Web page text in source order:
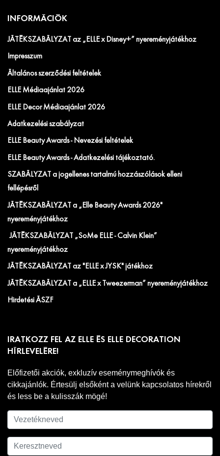
INFORMÁCIÓK
JÁTÉKSZABÁLYZAT az „ELLE x Disney+” nyereményjátékhoz
Impresszum
Általános szerződési feltételek
ELLE Médiaajánlat 2026
ELLE Decor Médiaajánlat 2026
Adatkezelési szabályzat
ELLE Beauty Awards - Nevezési feltételek
ELLE Beauty Awards - Adatkezelési tájékoztató.
SZABÁLYZAT a jogellenes tartalmú hozzászólások elleni
fellépésről
JÁTÉKSZABÁLYZAT a „Elle Beauty Awards 2026"
nyereményjátékhoz
JÁTÉKSZABÁLYZAT „SoMe ELLE - Calvin Klein”
nyereményjátékhoz
JÁTÉKSZABÁLYZAT az "ELLE x JYSK" játékhoz
JÁTÉKSZABÁLYZAT a „ELLE x Tweezerman” nyereményjátékhoz
Hirdetési ÁSZF
IRATKOZZ FEL AZ ELLE ÉS ELLE DECORATION
HÍRLEVELÉRE!
Előfizetői akciók, exkluzív eseménymeghívók és
cikkajánlók. Értesülj elsőként a velünk kapcsolatos hírekről
és less be a kulisszák mögé!